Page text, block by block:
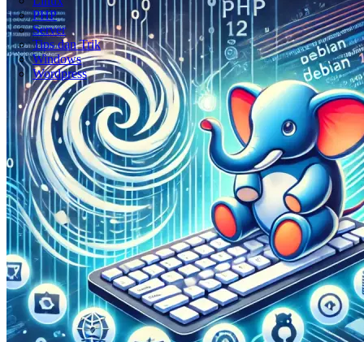
PHP
Server
Tips dan Trik
Windows
Wordpress